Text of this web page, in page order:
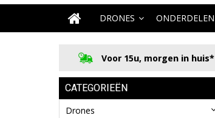
DRONES ONDERDELEN
Voor 15u, morgen in huis*
CATEGORIEËN
Drones